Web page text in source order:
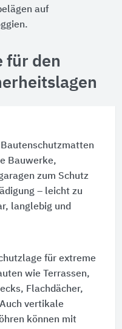
auf
für den
Bauwerke,
zum Schutz
– leicht zu
langlebig und
für extreme
wie Terrassen,
Flachdächer,
vertikale
können mit